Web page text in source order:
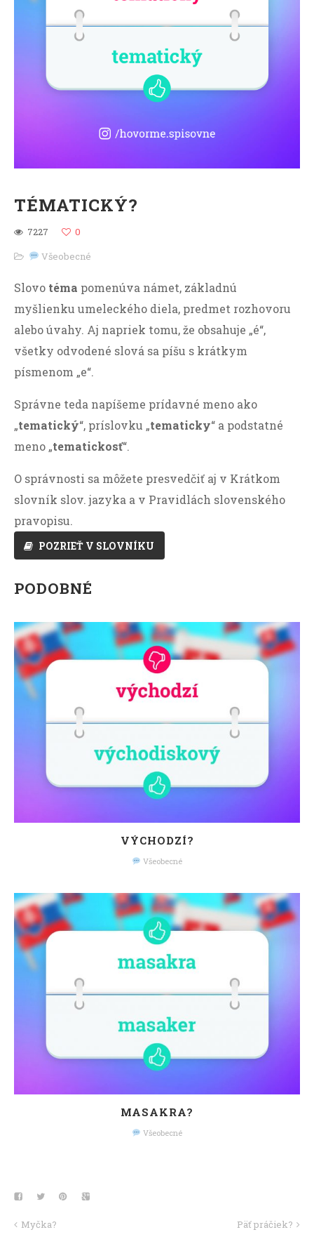
TÉMATICKÝ?
7227
0
Všeobecné
Slovo téma pomenúva námet, základnú
myšlienku umeleckého diela, predmet rozhovoru
alebo úvahy. Aj napriek tomu, že obsahuje „é“,
všetky odvodené slová sa píšu s krátkym
písmenom „e“.
Správne teda napíšeme prídavné meno ako
„tematický“, príslovku „tematicky“ a podstatné
meno „tematickosť“.
O správnosti sa môžete presvedčiť aj v Krátkom
slovník slov. jazyka a v Pravidlách slovenského
pravopisu.
POZRIEŤ V SLOVNÍKU
PODOBNÉ
VÝCHODZÍ?
Všeobecné
MASAKRA?
Všeobecné
Myčka? Päť práčiek?